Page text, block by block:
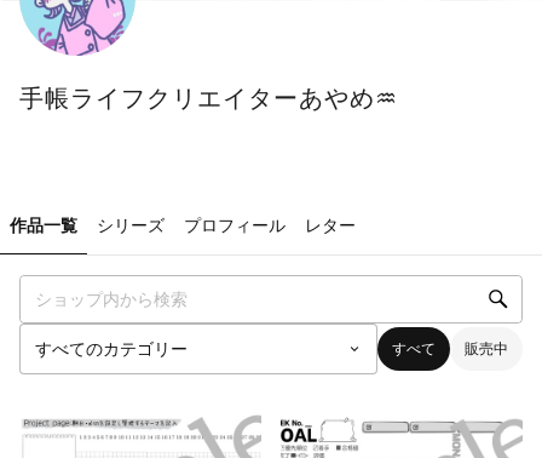
手帳ライフクリエイターあやめ♒
作品一覧 シリーズ プロフィール レター
すべて 販売中